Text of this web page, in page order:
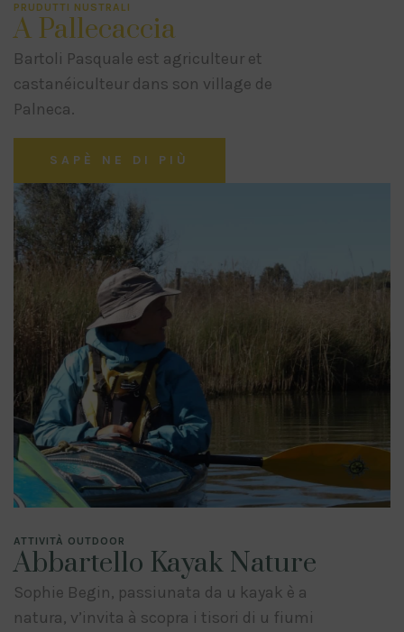
PRUDUTTI NUSTRALI
A Pallecaccia
Bartoli Pasquale est agriculteur et
castanéiculteur dans son village de
Palneca.
SAPÈ NE DI PIÙ
ATTIVITÀ OUTDOOR
Abbartello Kayak Nature
Sophie Begin, passiunata da u kayak è a
natura, v’invita à scopra i tisori di u fiumi